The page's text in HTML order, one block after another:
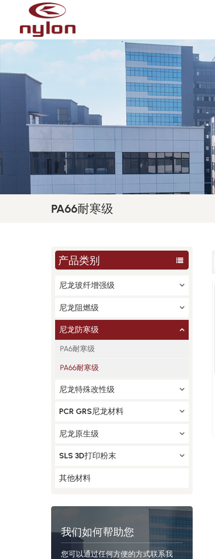
PA66耐寒级
产品类别
尼龙玻纤增强级
尼龙阻燃级
尼龙防寒级
PA6耐寒级
PA66耐寒级
尼龙特殊改性级
PCR GRS尼龙材料
尼龙原生级
SLS 3D打印粉末
其他材料
我们如何帮助您
您可以通过任何方便的方式联系我